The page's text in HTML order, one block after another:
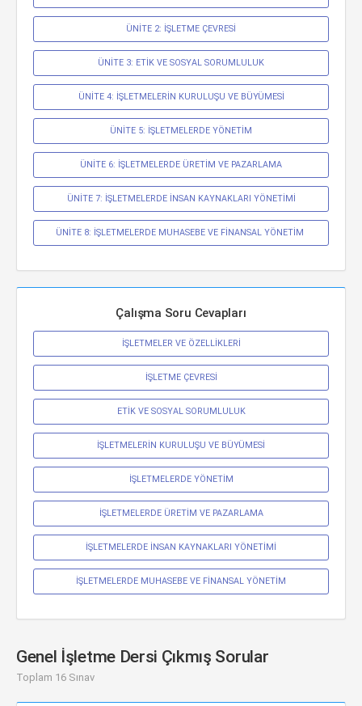
ÜNİTE 2: İŞLETME ÇEVRESİ
ÜNİTE 3: ETİK VE SOSYAL SORUMLULUK
ÜNİTE 4: İŞLETMELERİN KURULUŞU VE BÜYÜMESİ
ÜNİTE 5: İŞLETMELERDE YÖNETİM
ÜNİTE 6: İŞLETMELERDE ÜRETİM VE PAZARLAMA
ÜNİTE 7: İŞLETMELERDE İNSAN KAYNAKLARI YÖNETİMİ
ÜNİTE 8: İŞLETMELERDE MUHASEBE VE FİNANSAL YÖNETİM
Çalışma Soru Cevapları
İŞLETMELER VE ÖZELLİKLERİ
İŞLETME ÇEVRESİ
ETİK VE SOSYAL SORUMLULUK
İŞLETMELERİN KURULUŞU VE BÜYÜMESİ
İŞLETMELERDE YÖNETİM
İŞLETMELERDE ÜRETİM VE PAZARLAMA
İŞLETMELERDE İNSAN KAYNAKLARI YÖNETİMİ
İŞLETMELERDE MUHASEBE VE FİNANSAL YÖNETİM
Genel İşletme Dersi Çıkmış Sorular
Toplam 16 Sınav